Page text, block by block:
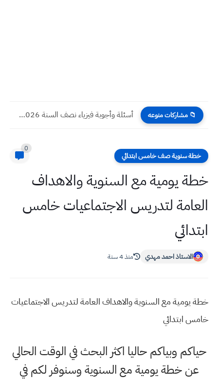
📁 مشاركات منوعه أسئلة وأجوبة فيزياء نصف السنة 2026 للصف اول متوسط مع...
خطة سنوية صف خامس ابتدائي
0
خطة يومية مع السنوية والاهداف
العامة لتدريس الاجتماعيات خامس
ابتدائي
الاستاذ احمد مهدي منذ 4 سنة
خطة يومية مع السنوية والاهداف العامة لتدريس الاجتماعيات
خامس ابتدائي
حياكم وبياكم حاليا اكثر البحث في الوقت الحالي
عن خطة يومية مع السنوية وسنوفر لكم في